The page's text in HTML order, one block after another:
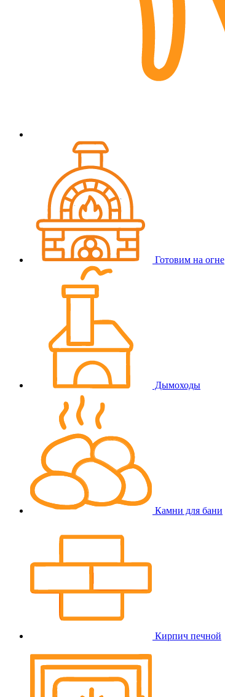
Готовим на огне
Дымоходы
Камни для бани
Кирпич печной